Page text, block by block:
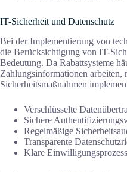
IT-Sicherheit und Datenschutz
Bei der Implementierung von
die Berücksichtigung von IT-
Bedeutung. Da Rabattsysteme
Zahlungsinformationen arbeiten,
Sicherheitsmaßnahmen
Verschlüsselte
Sichere
Regelmäßige
Transparente
Klare